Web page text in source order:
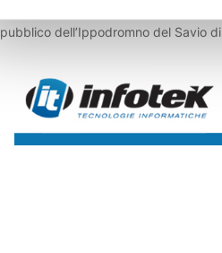
pubblico dell’Ippodromno del Savio di